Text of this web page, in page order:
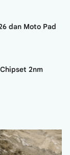
dan Moto Pad
2nm